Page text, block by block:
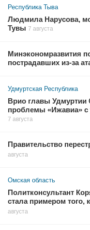
Республика Тыва
Людмила Нарусова,
Тувы 7 августа
Минэкономразвития
пострадавших из-за
Удмуртская Республика
Врио главы Удмуртии
проблемы «Ижавиа» с
7 августа
Правительство
августа
Омская область
Политконсультант
стала примером того,
августа